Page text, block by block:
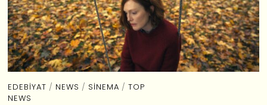
EDEBIYAT / NEWS / SINEMA / TOP
NEWS